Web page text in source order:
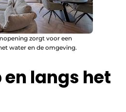
zorgt voor een
water en de omgeving.
en langs het